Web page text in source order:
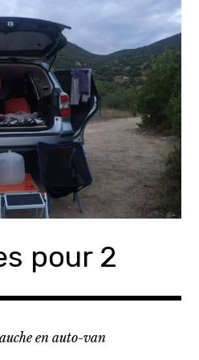
pour 2
en auto-van